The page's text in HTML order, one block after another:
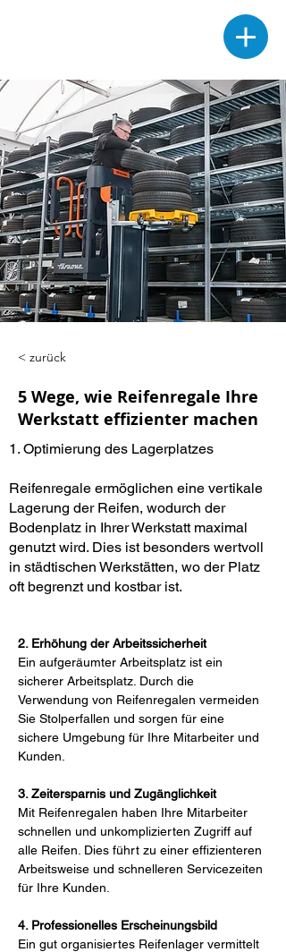
< zurück
5 Wege, wie Reifenregale Ihre
Werkstatt effizienter machen
1. Optimierung des Lagerplatzes
Reifenregale ermöglichen eine vertikale
Lagerung der Reifen, wodurch der
Bodenplatz in Ihrer Werkstatt maximal
genutzt wird. Dies ist besonders wertvoll
in städtischen Werkstätten, wo der Platz
oft begrenzt und kostbar ist.
2. Erhöhung der Arbeitssicherheit
Ein aufgeräumter Arbeitsplatz ist ein
sicherer Arbeitsplatz. Durch die
Verwendung von Reifenregalen vermeiden
Sie Stolperfallen und sorgen für eine
sichere Umgebung für Ihre Mitarbeiter und
Kunden.
3. Zeitersparnis und Zugänglichkeit
Mit Reifenregalen haben Ihre Mitarbeiter
schnellen und unkomplizierten Zugriff auf
alle Reifen. Dies führt zu einer effizienteren
Arbeitsweise und schnelleren Servicezeiten
für Ihre Kunden.
4. Professionelles Erscheinungsbild
Ein gut organisiertes Reifenlager vermittelt